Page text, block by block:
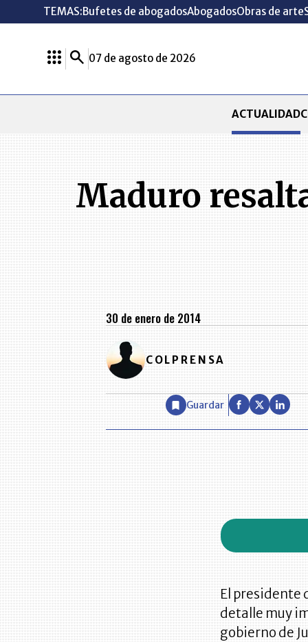
TEMAS:Bufetes de abogadosAbogadosObras de arte
07 de agosto de 2026
ACTUALIDAD
Maduro
30 de enero de 2014
COLPRENSA
Guardar
El presidente
detalle muy
gobierno de